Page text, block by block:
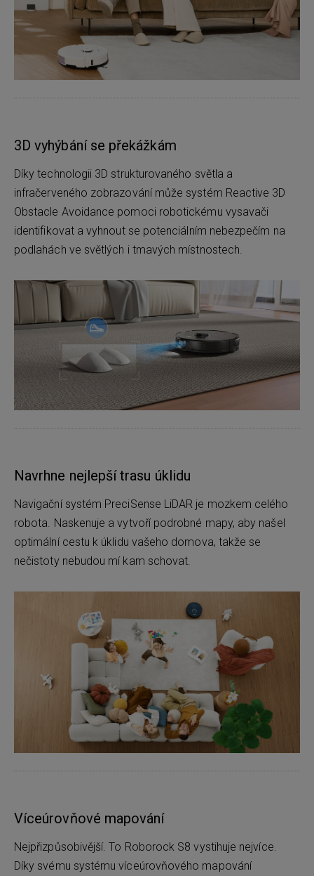
3D vyhýbání se překážkám
Díky technologii 3D strukturovaného světla a
infračerveného zobrazování může systém Reactive 3D
Obstacle Avoidance pomoci robotickému vysavači
identifikovat a vyhnout se potenciálním nebezpečím na
podlahách ve světlých i tmavých místnostech.
Navrhne nejlepší trasu úklidu
Navigační systém PreciSense LiDAR je mozkem celého
robota. Naskenuje a vytvoří podrobné mapy, aby našel
optimální cestu k úklidu vašeho domova, takže se
nečistoty nebudou mí kam schovat.
Víceúrovňové mapování
Nejpřizpůsobivější. To Roborock S8 vystihuje nejvíce.
Díky svému systému víceúrovňového mapování